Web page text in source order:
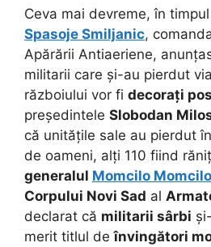
Ceva mai devreme, în
Spasoje Smiljanic,
Apărării Antiaeriene,
militarii care și-au pierdut
războiului vor fi decorați
președintele Slobodan
că unitățile sale au pierdut
de oameni, alți 110 fiind
generalul Momcilo
Corpului Novi Sad al
declarat că militarii sârbi
merit titlul deînvingători